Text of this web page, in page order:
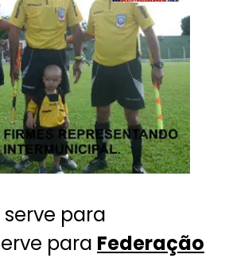
para
para Federação